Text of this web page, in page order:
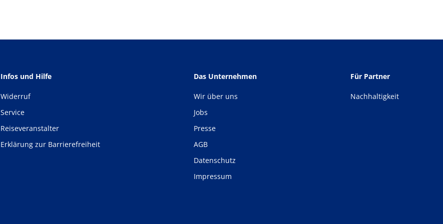
Infos und Hilfe
Widerruf
Service
Reiseveranstalter
Erklärung zur Barrierefreiheit
Das Unternehmen
Wir über uns
Jobs
Presse
AGB
Datenschutz
Impressum
Für Partner
Nachhaltigkeit